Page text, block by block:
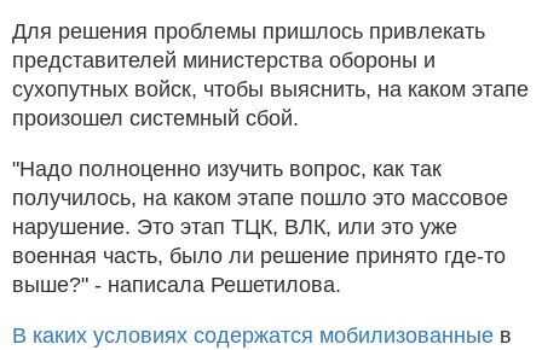
Для решения проблемы пришлось привлекать
представителей министерства обороны и
сухопутных войск, чтобы выяснить, на каком этапе
произошел системный сбой.
"Надо полноценно изучить вопрос, как так
получилось, на каком этапе пошло это массовое
нарушение. Это этап ТЦК, ВЛК, или это уже
военная часть, было ли решение принято где-то
выше?" - написала Решетилова.
В каких условиях содержатся мобилизованные в